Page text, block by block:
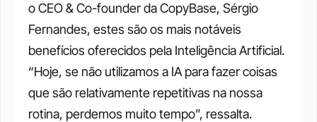
o CEO & Co-founder da CopyBase, Sérgio
Fernandes, estes são os mais notáveis
benefícios oferecidos pela Inteligência Artificial.
“Hoje, se não utilizamos a IA para fazer coisas
que são relativamente repetitivas na nossa
rotina, perdemos muito tempo”, ressalta.